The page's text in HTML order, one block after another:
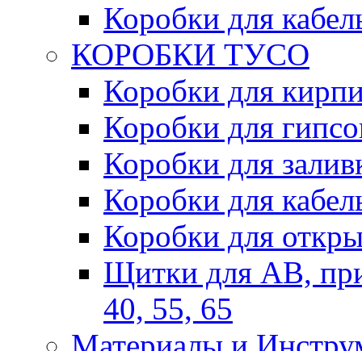
Коробки для
КОРОБКИ ТУСО
Коробки для
Коробки для
Коробки для
Коробки для
Коробки для
Щитки для АВ,
40, 55, 65